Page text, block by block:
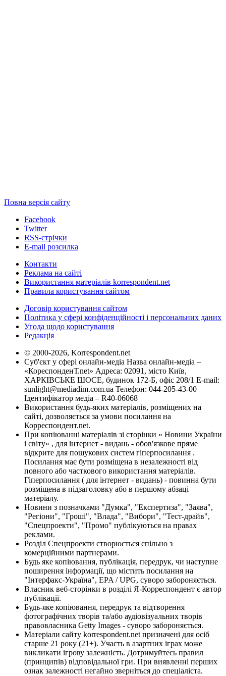
Повна версія сайту
Facebook
Twitter
RSS-стрічки
E-mail розсилка
Контакти
Реклама на сайті
Використання матеріалів korrespondent.net
Правила користування сайтом
Договір користування сайтом
Політика у сфері конфіденційності і персональних даних
Угода щодо користування
Редакція
© 2000-2026, Korrespondent.net
Суб'єкт у сфері онлайн-медіа Назва онлайн-медіа –
«КореспонденТ.net» Адреса: 02091, місто Київ,
ХАРКІВСЬКЕ ШОСЕ, будинок 172-Б, офіс 208/1 E-mail:
sunlight@mediadim.com.ua Телефон: 044-205-43-00
Ідентифікатор медіа – R40-06068
Використання будь-яких матеріалів, розміщених на
сайті, дозволяється за умови посилання на
Корреспондент.net.
При копіюванні матеріалів зі сторінки « Новини України
і світу» , для інтернет - видань - обов'язкове пряме
відкрите для пошукових систем гіперпосилання .
Посилання має бути розміщена в незалежності від
повного або часткового використання матеріалів.
Гіперпосилання ( для інтернет - видань) - повинна бути
розміщена в підзаголовку або в першому абзаці
матеріалу.
Новини з позначками "Думка", "Експертиза", "Заява",
"Регіони", "Гроші", "Влада", "Вибори", "Тест-драйв",
"Спецпроекти", "Промо" публікуються на правах
реклами.
Розділ Спецпроекти створюється спільно з
комерційними партнерами.
Будь яке копіювання, публікація, передрук, чи наступне
поширення інформації, що містить посилання на
"Інтерфакс-Україна", EPA / UPG, суворо забороняється.
Власник веб-сторінки в розділі Я-Корреспондент є автор
публікації.
Будь-яке копіювання, передрук та відтворення
фотографічних творів та/або аудіовізуальних творів
правовласника Getty Images - суворо забороняється.
Матеріали сайту korrespondent.net призначені для осіб
старше 21 року (21+). Участь в азартних іграх може
викликати ігрову залежність. Дотримуйтесь правил
(принципів) відповідальної гри. При виявленні перших
ознак залежності негайно зверніться до спеціаліста.